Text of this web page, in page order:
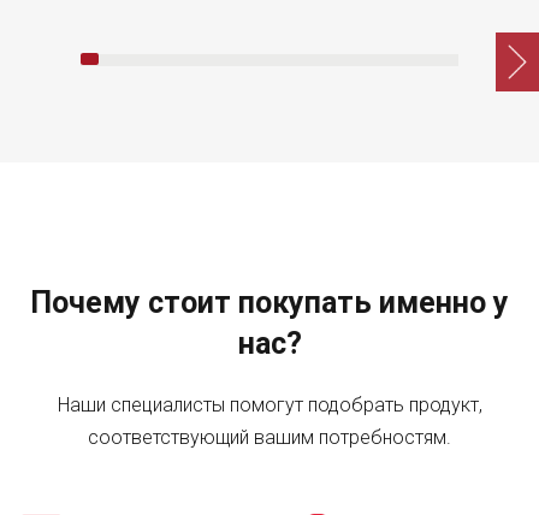
Почему стоит покупать именно у
нас?
Наши специалисты помогут подобрать продукт,
соответствующий вашим потребностям.